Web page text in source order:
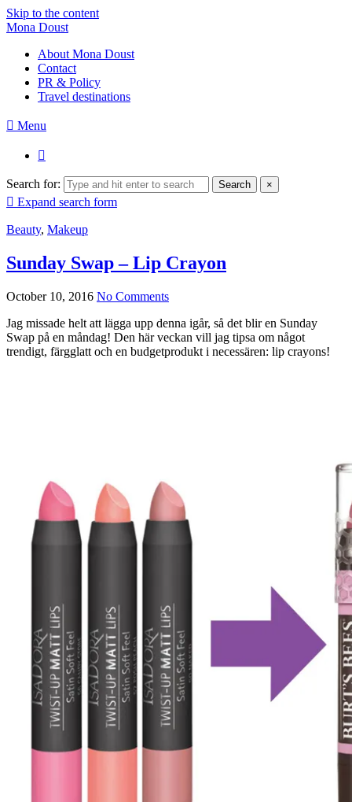
Skip to the content
Mona Doust
About Mona Doust
Contact
PR & Policy
Travel destinations
Menu
Search for: Search ×
Expand search form
Beauty, Makeup
Sunday Swap – Lip Crayon
October 10, 2016 No Comments
Jag missade helt att lägga upp denna igår, så det blir en Sunday
Swap på en måndag! Den här veckan vill jag tipsa om något
trendigt, färgglatt och en budgetprodukt i necessären: lip crayons!